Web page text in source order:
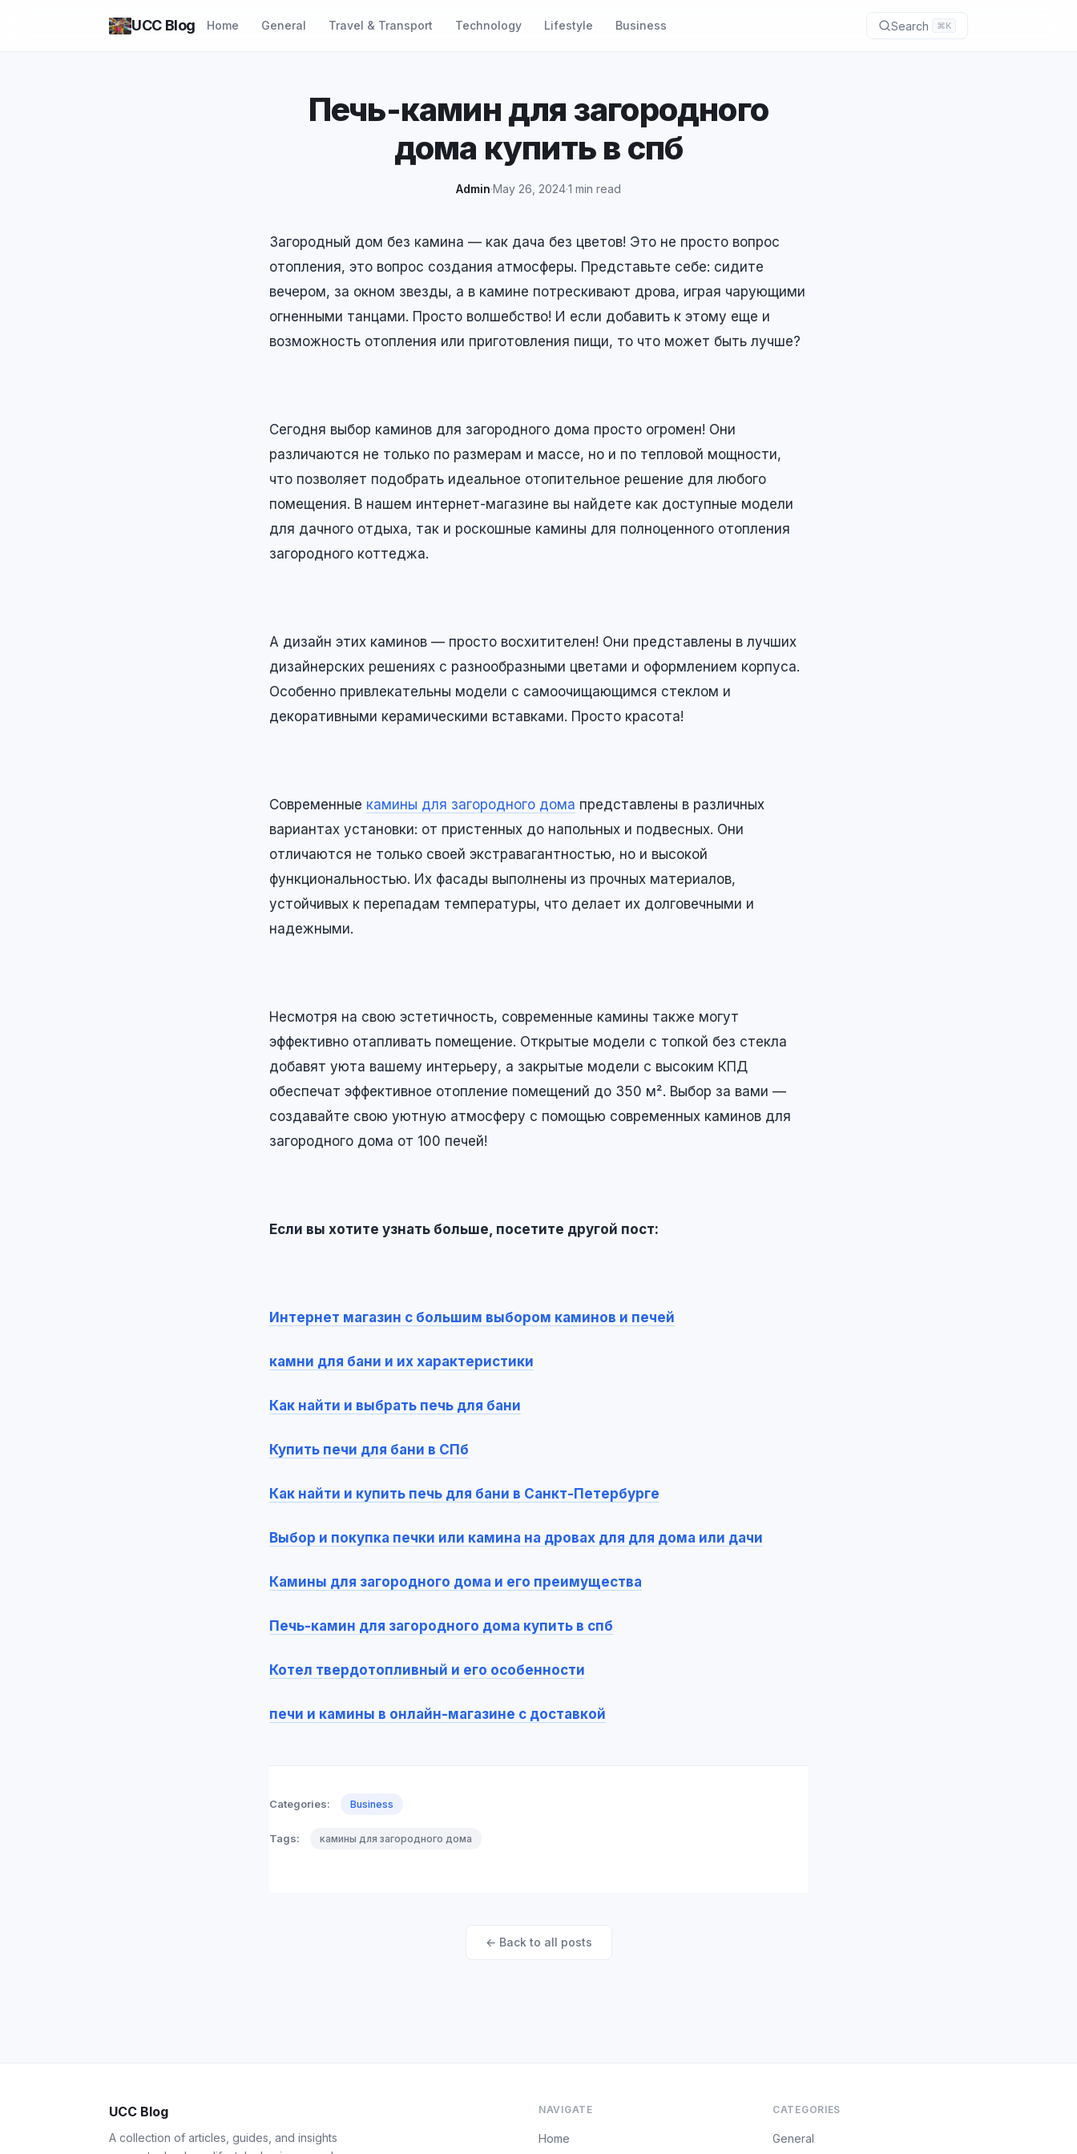
UCC Blog Home General Travel & Transport Technology Lifestyle Business Search ⌘K
Печь-камин для загородного
дома купить в спб
Admin·May 26, 2024·1 min read
Загородный дом без камина — как дача без цветов! Это не просто вопрос
отопления, это вопрос создания атмосферы. Представьте себе: сидите
вечером, за окном звезды, а в камине потрескивают дрова, играя чарующими
огненными танцами. Просто волшебство! И если добавить к этому еще и
возможность отопления или приготовления пищи, то что может быть лучше?
Сегодня выбор каминов для загородного дома просто огромен! Они
различаются не только по размерам и массе, но и по тепловой мощности,
что позволяет подобрать идеальное отопительное решение для любого
помещения. В нашем интернет-магазине вы найдете как доступные модели
для дачного отдыха, так и роскошные камины для полноценного отопления
загородного коттеджа.
А дизайн этих каминов — просто восхитителен! Они представлены в лучших
дизайнерских решениях с разнообразными цветами и оформлением корпуса.
Особенно привлекательны модели с самоочищающимся стеклом и
декоративными керамическими вставками. Просто красота!
Современные камины для загородного дома представлены в различных
вариантах установки: от пристенных до напольных и подвесных. Они
отличаются не только своей экстравагантностью, но и высокой
функциональностью. Их фасады выполнены из прочных материалов,
устойчивых к перепадам температуры, что делает их долговечными и
надежными.
Несмотря на свою эстетичность, современные камины также могут
эффективно отапливать помещение. Открытые модели с топкой без стекла
добавят уюта вашему интерьеру, а закрытые модели с высоким КПД
обеспечат эффективное отопление помещений до 350 м². Выбор за вами —
создавайте свою уютную атмосферу с помощью современных каминов для
загородного дома от 100 печей!
Если вы хотите узнать больше, посетите другой пост:
Интернет магазин с большим выбором каминов и печей
камни для бани и их характеристики
Как найти и выбрать печь для бани
Купить печи для бани в СПб
Как найти и купить печь для бани в Санкт-Петербурге
Выбор и покупка печки или камина на дровах для для дома или дачи
Камины для загородного дома и его преимущества
Печь-камин для загородного дома купить в спб
Котел твердотопливный и его особенности
печи и камины в онлайн-магазине с доставкой
Categories: Business
Tags: камины для загородного дома
← Back to all posts
UCC Blog
A collection of articles, guides, and insights
NAVIGATE
Home
CATEGORIES
General